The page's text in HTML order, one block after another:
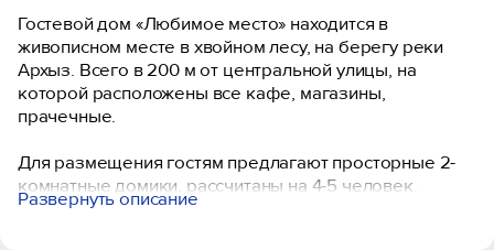
Гостевой дом «Любимое место» находится в
живописном месте в хвойном лесу, на берегу реки
Архыз. Всего в 200 м от центральной улицы, на
которой расположены все кафе, магазины,
прачечные.
Для размещения гостям предлагают просторные 2-
комнатные домики, рассчитаны на 4-5 человек.
Развернуть описание